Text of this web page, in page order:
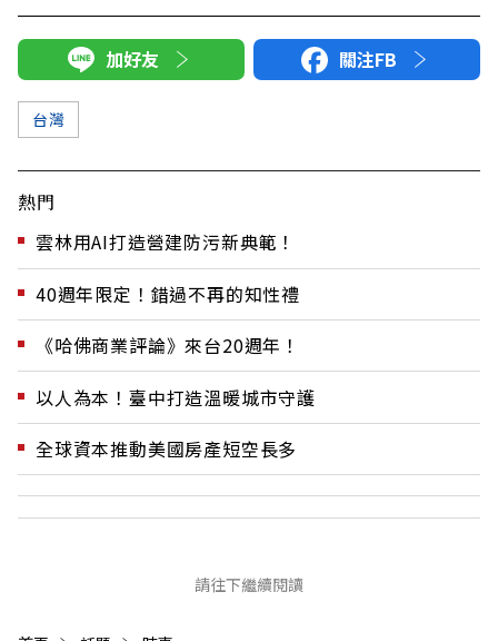
加好友 關注FB
台灣
熱門
雲林用AI打造營建防污新典範！
40週年限定！錯過不再的知性禮
《哈佛商業評論》來台20週年！
以人為本！臺中打造溫暖城市守護
全球資本推動美國房產短空長多
請往下繼續閱讀